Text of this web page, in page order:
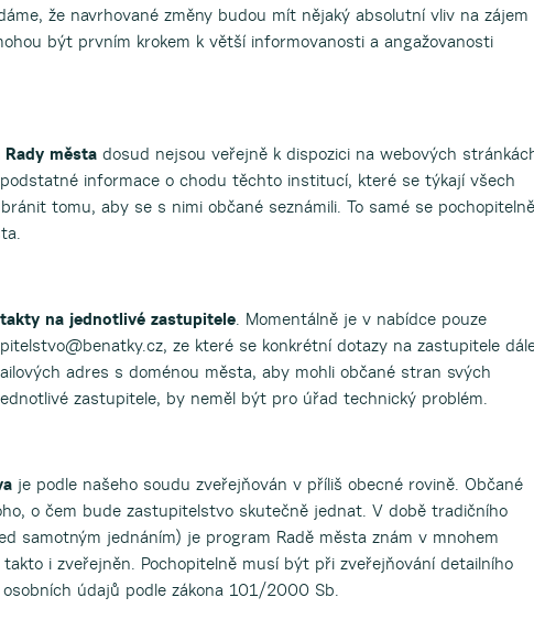
že navrhované změny budou mít nějaký absolutní vliv na zájem
být prvním krokem k větší informovanosti a angažovanosti
města dosud nejsou veřejně k dispozici na webových
informace o chodu těchto institucí, které se týkají všech
tomu, aby se s nimi občané seznámili. To samé se pochopitelně
na jednotlivé zastupitele. Momentálně je v nabídce pouze
ze které se konkrétní dotazy na zastupitele
adres s doménou města, aby mohli občané stran svých
zastupitele, by neměl být pro úřad technický problém.
je podle našeho soudu zveřejňován v příliš obecné rovině. Občané
o čem bude zastupitelstvo skutečně jednat. V době tradičního
samotným jednáním) je program Radě města znám v mnohem
i zveřejněn. Pochopitelně musí být při zveřejňování detailního
údajů podle zákona 101/2000 Sb.